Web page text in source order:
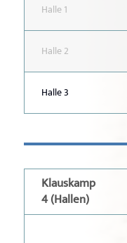
Halle 1
Halle 2
Halle 3
Klauskamp
4 (Hallen)